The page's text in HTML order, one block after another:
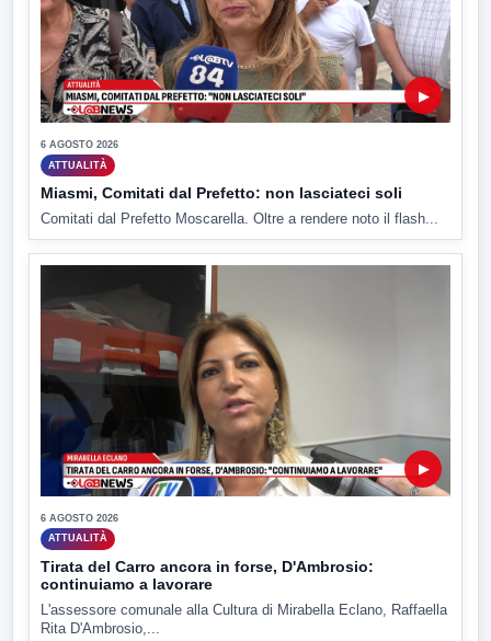
▶
6 AGOSTO 2026
ATTUALITÀ
Miasmi, Comitati dal Prefetto: non lasciateci soli
Comitati dal Prefetto Moscarella. Oltre a rendere noto il flash...
▶
6 AGOSTO 2026
ATTUALITÀ
Tirata del Carro ancora in forse, D'Ambrosio:
continuiamo a lavorare
L'assessore comunale alla Cultura di Mirabella Eclano, Raffaella
Rita D'Ambrosio,...